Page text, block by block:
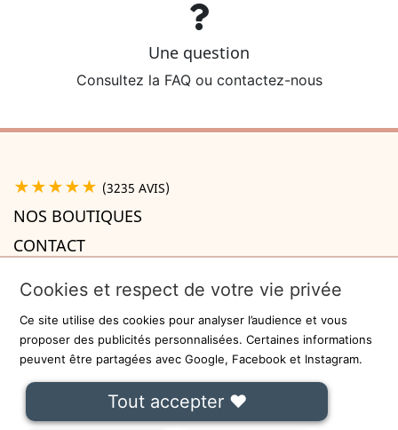
Une question
Consultez la FAQ ou contactez-nous
★★★★★ (3235 AVIS)
NOS BOUTIQUES
CONTACT
INFORMATIONS
Recevez la newsletter
On ne communiquera jamais votre adresse e-mail à des tiers.
Cookies et respect de votre vie privée
Ce site utilise des cookies pour analyser l’audience et vous
proposer des publicités personnalisées. Certaines informations
peuvent être partagées avec Google, Facebook et Instagram.
Tout accepter ❤